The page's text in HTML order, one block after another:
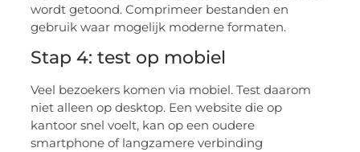
wordt getoond. Comprimeer bestanden en
gebruik waar mogelijk moderne formaten.
Stap 4: test op mobiel
Veel bezoekers komen via mobiel. Test daarom
niet alleen op desktop. Een website die op
kantoor snel voelt, kan op een oudere
smartphone of langzamere verbinding